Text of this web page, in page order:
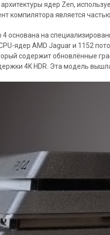
ядер Zen,
компилятора является
основана на
ядер AMD Jaguar и 1152
содержит обновлённые
4K HDR. Эта модель